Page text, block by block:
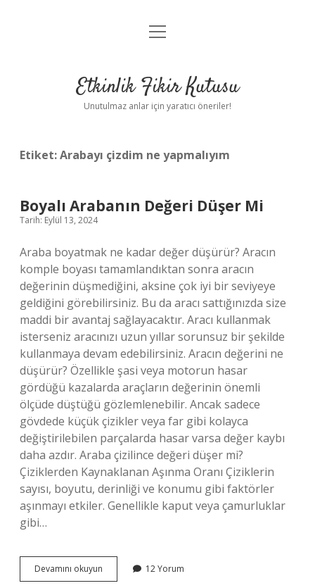
Anasayfa
Yasal Uyarı
menüyü
Etkinlik Fikir Kutusu
Unutulmaz anlar için yaratıcı öneriler!
Etiket:Arabayı çizdim ne yapmalıyım
Boyalı Arabanın Değeri Düşer Mi
Tarih: Eylül 13, 2024
Araba boyatmak ne kadar değer düşürür? Aracın
komple boyası tamamlandıktan sonra aracın
değerinin düşmediğini, aksine çok iyi bir seviyeye
geldiğini görebilirsiniz. Bu da aracı sattığınızda size
maddi bir avantaj sağlayacaktır. Aracı kullanmak
isterseniz aracınızı uzun yıllar sorunsuz bir şekilde
kullanmaya devam edebilirsiniz. Aracın değerini ne
düşürür? Özellikle şasi veya motorun hasar
gördüğü kazalarda araçların değerinin önemli
ölçüde düştüğü gözlemlenebilir. Ancak sadece
gövdede küçük çizikler veya far gibi kolayca
değiştirilebilen parçalarda hasar varsa değer kaybı
daha azdır. Araba çizilince değeri düşer mi?
Çiziklerden Kaynaklanan Aşınma Oranı Çiziklerin
sayısı, boyutu, derinliği ve konumu gibi faktörler
aşınmayı etkiler. Genellikle kaput veya çamurluklar
gibi…
Devamını okuyun
Arabanın
12 Yorum